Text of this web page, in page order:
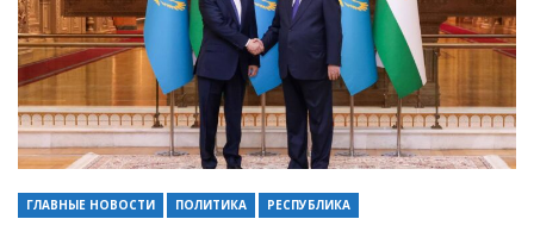
ГЛАВНЫЕ НОВОСТИ ПОЛИТИКА РЕСПУБЛИКА